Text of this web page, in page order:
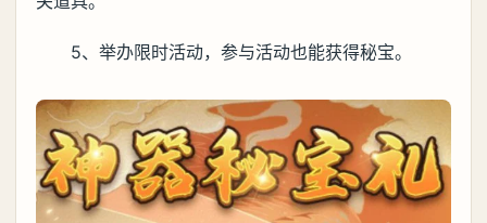
5、举办限时活动，参与活动也能获得秘宝。